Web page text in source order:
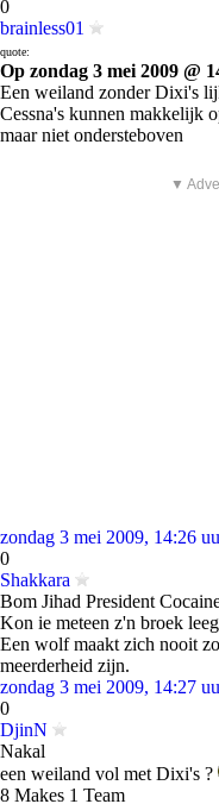
0
brainless01
quote:
Op zondag 3 mei 2009 @
Een weiland zonder Dixi's
Cessna's kunnen makkelijk
maar niet ondersteboven
▼
zondag 3 mei 2009, 14:26
0
Shakkara
Bom Jihad President
Kon ie meteen z'n broek
Een wolf maakt zich nooit
meerderheid zijn.
zondag 3 mei 2009, 14:27
0
DjinN
Nakal
een weiland vol met Dixi's ?
8 Makes 1 Team